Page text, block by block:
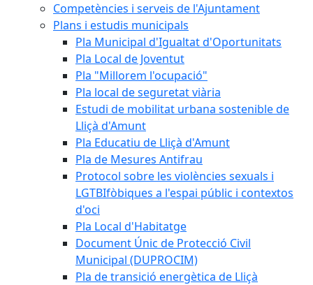
Competències i serveis de l'Ajuntament
Plans i estudis municipals
Pla Municipal d'Igualtat d'Oportunitats
Pla Local de Joventut
Pla "Millorem l'ocupació"
Pla local de seguretat viària
Estudi de mobilitat urbana sostenible de
Lliçà d'Amunt
Pla Educatiu de Lliçà d'Amunt
Pla de Mesures Antifrau
Protocol sobre les violències sexuals i
LGTBIfòbiques a l'espai públic i contextos
d'oci
Pla Local d'Habitatge
Document Únic de Protecció Civil
Municipal (DUPROCIM)
Pla de transició energètica de Lliçà